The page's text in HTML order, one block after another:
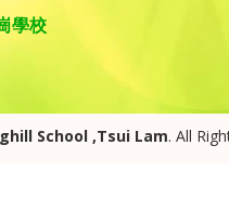
學校
School ,Tsui Lam. All